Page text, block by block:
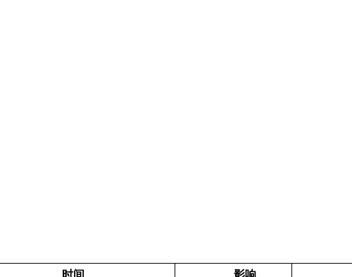
时间 影响